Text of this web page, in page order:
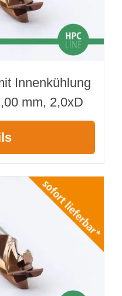
Innenkühlung
mm, 2,0xD